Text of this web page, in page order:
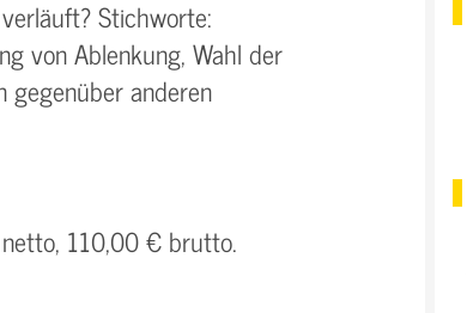
Stichworte:
von Ablenkung, Wahl der
gegenüber anderen
110,00 € brutto.